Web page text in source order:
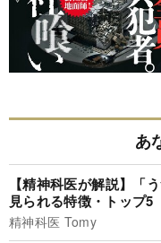
あ
【精神科医が解説】「
見られる特徴・トップ5
精神科医 Tomy